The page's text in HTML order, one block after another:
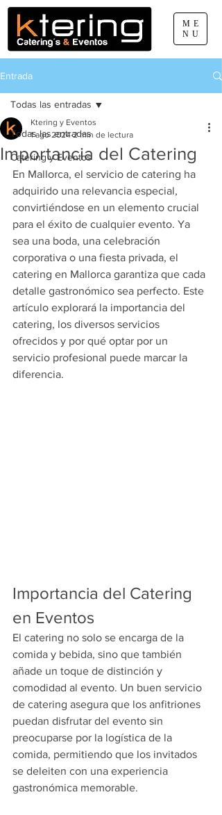
ME
NU
660 077 888
pep.sabater@ktering.net
Entrada
Todas las entradas
Catering y Eventos
Todas las entradas
Importancia del Catering
Ktering y Eventos
1 ago 2024 2 min de lectura
En Mallorca, el servicio de catering ha
adquirido una relevancia especial,
convirtiéndose en un elemento crucial
para el éxito de cualquier evento. Ya
sea una boda, una celebración
corporativa o una fiesta privada, el
catering en Mallorca garantiza que cada
detalle gastronómico sea perfecto. Este
artículo explorará la importancia del
catering, los diversos servicios
ofrecidos y por qué optar por un
servicio profesional puede marcar la
diferencia.
Importancia del Catering
en Eventos
El catering no solo se encarga de la
comida y bebida, sino que también
añade un toque de distinción y
comodidad al evento. Un buen servicio
de catering asegura que los anfitriones
puedan disfrutar del evento sin
preocuparse por la logística de la
comida, permitiendo que los invitados
se deleiten con una experiencia
gastronómica memorable.